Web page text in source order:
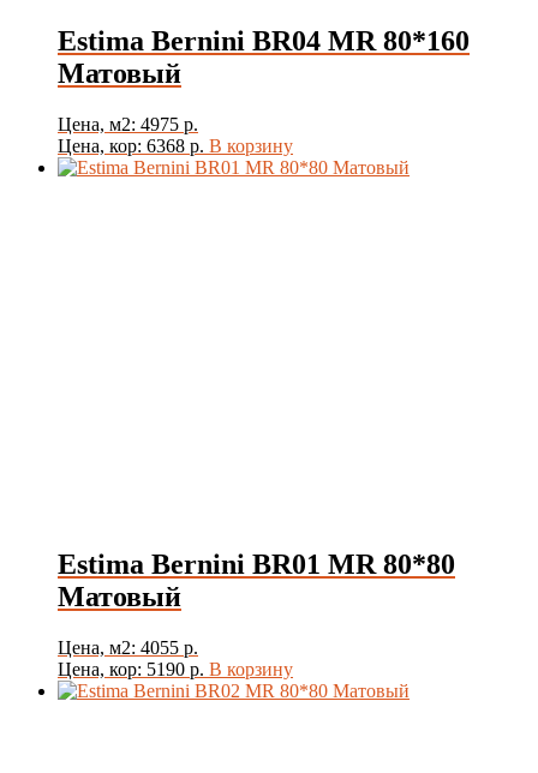
Estima Bernini BR04 MR 80*160
Матовый
Цена, м2: 4975 р.
Цена, кор: 6368 р. В корзину
Estima Bernini BR01 MR 80*80
Матовый
Цена, м2: 4055 р.
Цена, кор: 5190 р. В корзину